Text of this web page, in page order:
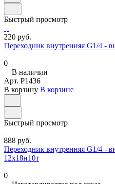
Быстрый просмотр
220 руб.
Переходник внутренняя G1/4 -
0
В наличии
Арт. P1436
В корзину В корзине
Быстрый просмотр
888 руб.
Переходник внутренняя G1/4 -
12х18н10т
0